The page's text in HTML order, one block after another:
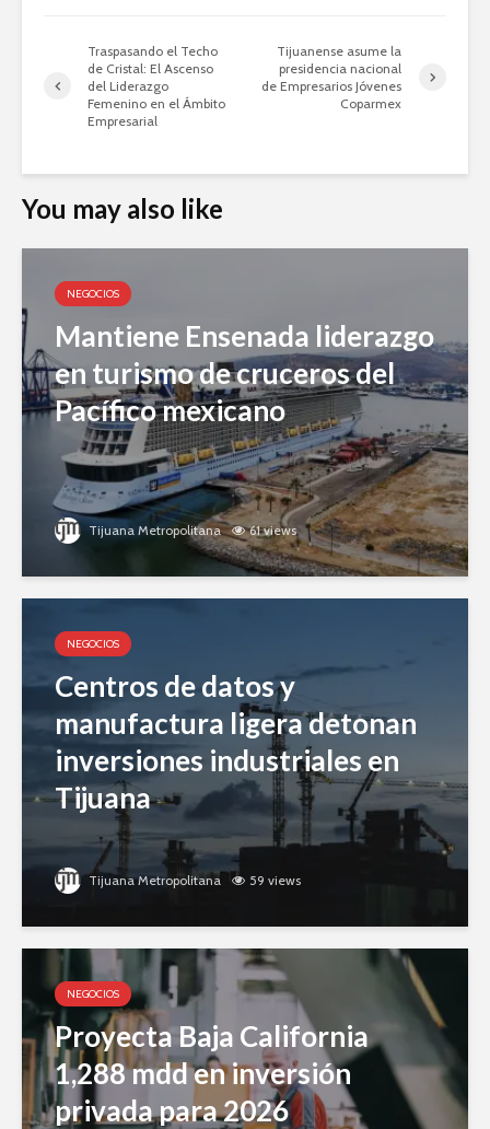
Traspasando el Techo
de Cristal: El Ascenso
del Liderazgo
Femenino en el Ámbito
Empresarial
Tijuanense asume la
presidencia nacional
de Empresarios Jóvenes
Coparmex
You may also like
NEGOCIOS
Mantiene Ensenada liderazgo
en turismo de cruceros del
Pacífico mexicano
Tijuana Metropolitana 61 views
NEGOCIOS
Centros de datos y
manufactura ligera detonan
inversiones industriales en
Tijuana
Tijuana Metropolitana 59 views
NEGOCIOS
Proyecta Baja California
1,288 mdd en inversión
privada para 2026